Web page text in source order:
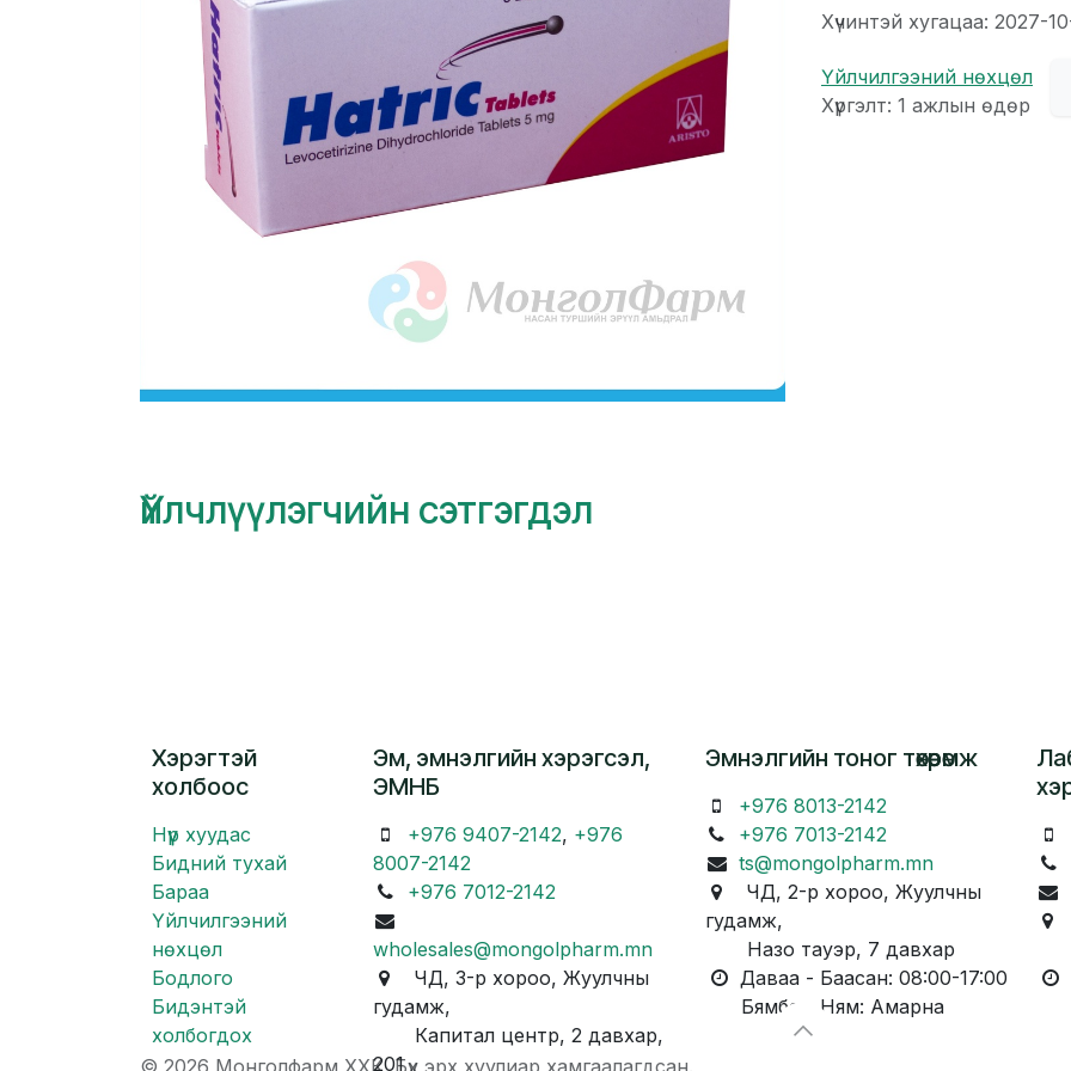
Хүчинтэй хугацаа: 2027-
Үйлчилгээний нөхцөл
Хүргэлт: 1 ажлын өдөр
Үйлчлүүлэгчийн сэтгэгдэл
Хэрэгтэй
холбоос
Нүүр хуудас
Бидний тухай
Бараа
Үйлчилгээний
нөхцөл
Бодлого
Бидэнтэй
холбогдох
Эм, эмнэлгийн хэрэгсэл,
ЭМНБ
+976 9407-2142, +976
8007-2142
+976 7012-2142
wholesales@mongolpharm.mn
ЧД, 3-р хороо, Жуулчны
гудамж,
Капитал центр, 2 давхар,
201
Эмнэлгийн тоног төхөөрөмж
+976 8013-2142
+976 7013-2142
ts@mongolpharm.mn
ЧД, 2-р хороо, Жуулчны
гудамж,
Назо тауэр, 7 давхар
Даваа - Баасан: 08:00-17:00
Бямба - Ням: Амарна
© 2026 Монголфарм ХХК. Бүх эрх хуулиар хамгаалагдсан.